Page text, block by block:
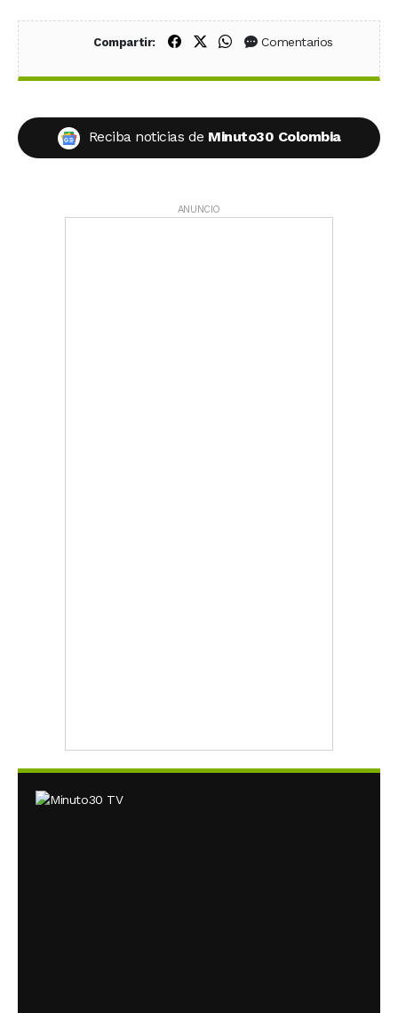
Compartir: Compartir en Facebook
Compartir en X (Twitter)
Compartir en WhatsApp
Comentarios
Reciba noticias de Minuto30 Colombia
ANUNCIO